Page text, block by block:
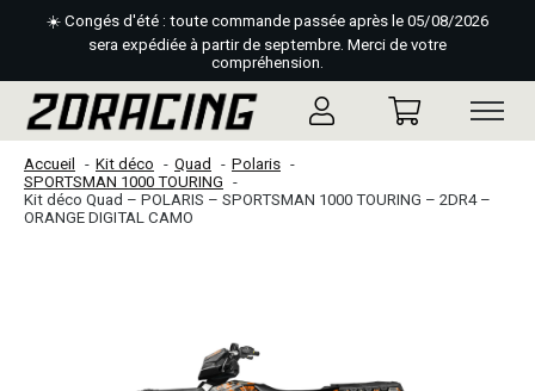
☀️ Congés d'été : toute commande passée après le 05/08/2026
sera expédiée à partir de septembre. Merci de votre
compréhension.
Accueil Kit déco Quad
Polaris
SPORTSMAN 1000 TOURING
Kit déco Quad – POLARIS – SPORTSMAN 1000 TOURING – 2DR4 –
ORANGE DIGITAL CAMO